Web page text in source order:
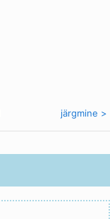
järgmine >